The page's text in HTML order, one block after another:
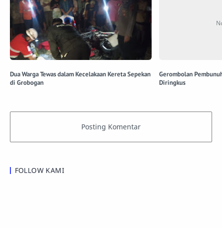
Dua Warga Tewas dalam Kecelakaan Kereta Sepekan
di Grobogan
Gerombolan
Diringkus
FOLLOW KAMI